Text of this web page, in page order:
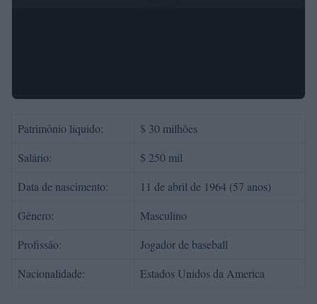
Patrimônio líquido:
$ 30 milhões
Salário:
$ 250 mil
Data de nascimento:
11 de abril de 1964 (57 anos)
Gênero:
Masculino
Profissão:
Jogador de baseball
Nacionalidade:
Estados Unidos da America